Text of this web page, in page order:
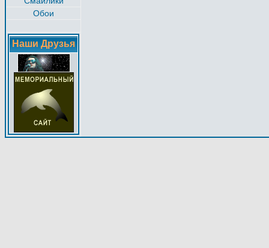
Обои
Наши Друзья